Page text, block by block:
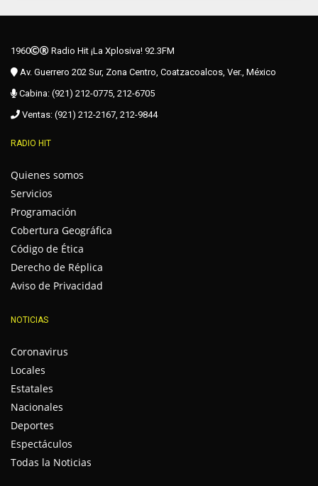
1960
Radio Hit ¡La Xplosiva! 92.3FM
Av. Guerrero 202 Sur, Zona Centro, Coatzacoalcos, Ver., México
Cabina: (921) 212-0775, 212-6705
Ventas: (921) 212-2167, 212-9844
RADIO HIT
Quienes somos
Servicios
Programación
Cobertura Geográfica
Código de Ética
Derecho de Réplica
Aviso de Privacidad
NOTICIAS
Coronavirus
Locales
Estatales
Nacionales
Deportes
Espectáculos
Todas la Noticias